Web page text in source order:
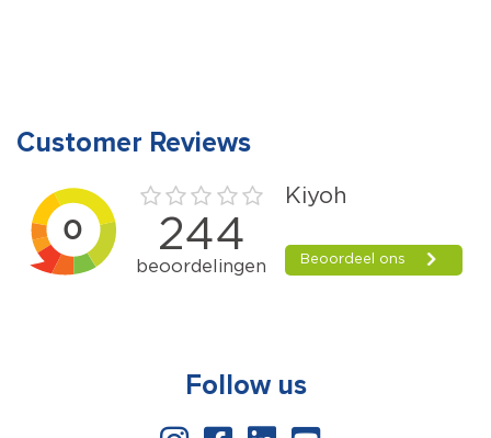
Customer Reviews
Follow us